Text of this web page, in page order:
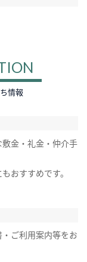
情報
金・礼金・仲介手
おすすめです。
ご利用案内等をお